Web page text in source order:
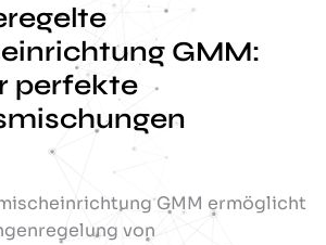
GMM:
perfekte
GMM ermöglicht
von